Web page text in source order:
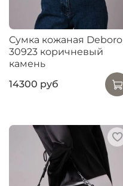
Сумка кожаная Deboro
30923 коричневый
камень
14300 руб